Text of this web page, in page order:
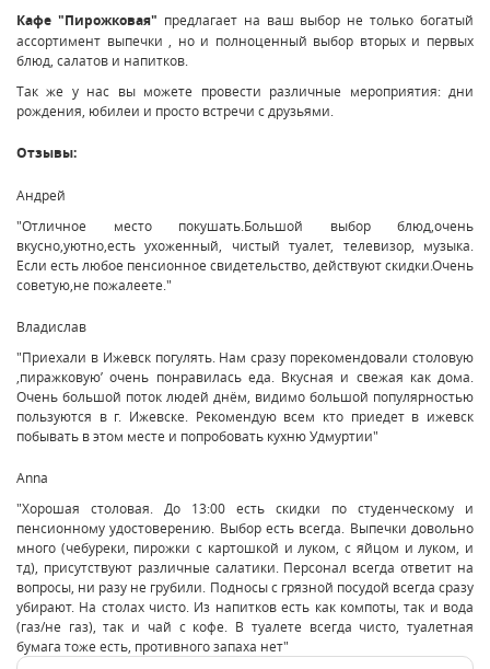
Кафе "Пирожковая" предлагает на ваш выбор не только богатый
ассортимент выпечки , но и полноценный выбор вторых и первых
блюд, салатов и напитков.
Так же у нас вы можете провести различные мероприятия: дни
рождения, юбилеи и просто встречи с друзьями.
Отзывы:
Андрей
"Отличное место покушать.Большой выбор блюд,очень
вкусно,уютно,есть ухоженный, чистый туалет, телевизор, музыка.
Если есть любое пенсионное свидетельство, действуют скидки.Очень
советую,не пожалеете."
Владислав
"Приехали в Ижевск погулять. Нам сразу порекомендовали столовую
,пиражковую’ очень понравилась еда. Вкусная и свежая как дома.
Очень большой поток людей днём, видимо большой популярностью
пользуются в г. Ижевске. Рекомендую всем кто приедет в ижевск
побывать в этом месте и попробовать кухню Удмуртии"
Anna
"Хорошая столовая. До 13:00 есть скидки по студенческому и
пенсионному удостоверению. Выбор есть всегда. Выпечки довольно
много (чебуреки, пирожки с картошкой и луком, с яйцом и луком, и
тд), присутствуют различные салатики. Персонал всегда ответит на
вопросы, ни разу не грубили. Подносы с грязной посудой всегда сразу
убирают. На столах чисто. Из напитков есть как компоты, так и вода
(газ/не газ), так и чай с кофе. В туалете всегда чисто, туалетная
бумага тоже есть, противного запаха нет"